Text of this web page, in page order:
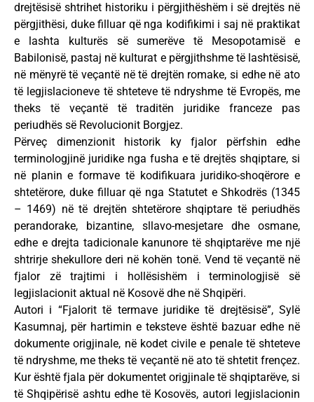
drejtësisë shtrihet historiku i përgjithëshëm i së drejtës në
përgjithësi, duke filluar që nga kodifikimi i saj në praktikat
e lashta kulturës së sumerëve të Mesopotamisë e
Babilonisë, pastaj në kulturat e përgjithshme të lashtësisë,
në mënyrë të veçantë në të drejtën romake, si edhe në ato
të legjislacioneve të shteteve të ndryshme të Evropës, me
theks të veçantë të traditën juridike franceze pas
periudhës së Revolucionit Borgjez.
Përveç dimenzionit historik ky fjalor përfshin edhe
terminologjinë juridike nga fusha e të drejtës shqiptare, si
në planin e formave të kodifikuara juridiko-shoqërore e
shtetërore, duke filluar që nga Statutet e Shkodrës (1345
– 1469) në të drejtën shtetërore shqiptare të periudhës
perandorake, bizantine, sllavo-mesjetare dhe osmane,
edhe e drejta tadicionale kanunore të shqiptarëve me një
shtrirje shekullore deri në kohën tonë. Vend të veçantë në
fjalor zë trajtimi i hollësishëm i terminologjisë së
legjislacionit aktual në Kosovë dhe në Shqipëri.
Autori i “Fjalorit të termave juridike të drejtësisë”, Sylë
Kasumnaj, për hartimin e teksteve është bazuar edhe në
dokumente origjinale, në kodet civile e penale të shteteve
të ndryshme, me theks të veçantë në ato të shtetit frençez.
Kur është fjala për dokumentet origjinale të shqiptarëve, si
të Shqipërisë ashtu edhe të Kosovës, autori legjislacionin